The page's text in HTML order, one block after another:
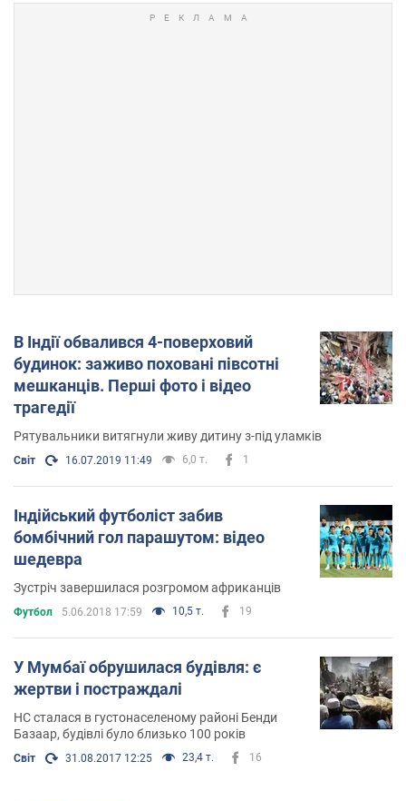
В Індії обвалився 4-поверховий
будинок: заживо поховані півсотні
мешканців. Перші фото і відео
трагедії
Рятувальники витягнули живу дитину з-під уламків
Світ 16.07.2019 11:49 6,0 т. 1
Індійський футболіст забив
бомбічний гол парашутом: відео
шедевра
Зустріч завершилася розгромом африканців
Футбол 5.06.2018 17:59 10,5 т. 19
У Мумбаї обрушилася будівля: є
жертви і постраждалі
НС сталася в густонаселеному районі Бенди
Базаар, будівлі було близько 100 років
Світ 31.08.2017 12:25 23,4 т. 16